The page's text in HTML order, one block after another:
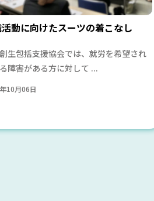
動に向けたスーツの着こなし
生包括支援協会では、就労を希望され
障害がある方に対して ...
10月06日